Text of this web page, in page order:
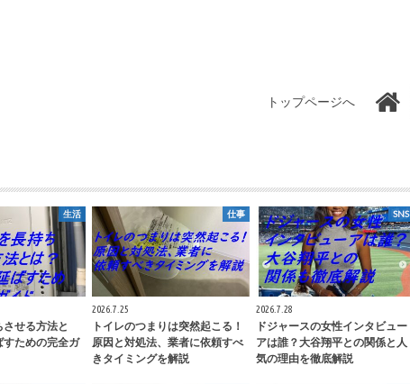
トップページへ
生活
せる方法と
ための完全ガ
仕事
2026.7.25
トイレのつまりは突然起こる！
原因と対処法、業者に依頼すべ
きタイミングを解説
SNS
2026.7.28
ドジャースの女性インタビュー
アは誰？大谷翔平との関係と人
気の理由を徹底解説